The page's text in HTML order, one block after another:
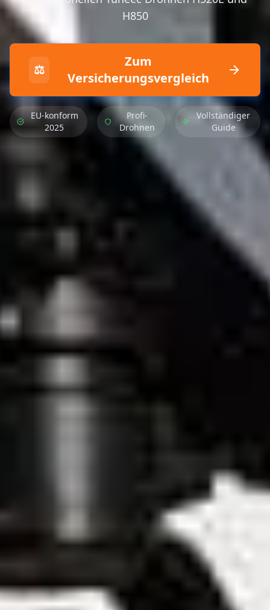
H850
⚖️
Zum
Versicherungsvergleich
EU-konform
2025
Profi-
Drohnen
Vollständiger
Guide